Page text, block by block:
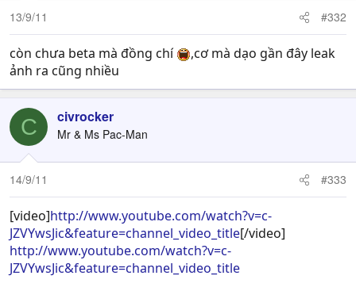
13/9/11 #332
còn chưa beta mà đồng chí
,cơ mà dạo gần đây leak
ảnh ra cũng nhiều
C civrocker
Mr & Ms Pac-Man
14/9/11 #333
[video]http://www.youtube.com/watch?v=c-
JZVYwsJic&feature=channel_video_title[/video]
http://www.youtube.com/watch?v=c-
JZVYwsJic&feature=channel_video_title